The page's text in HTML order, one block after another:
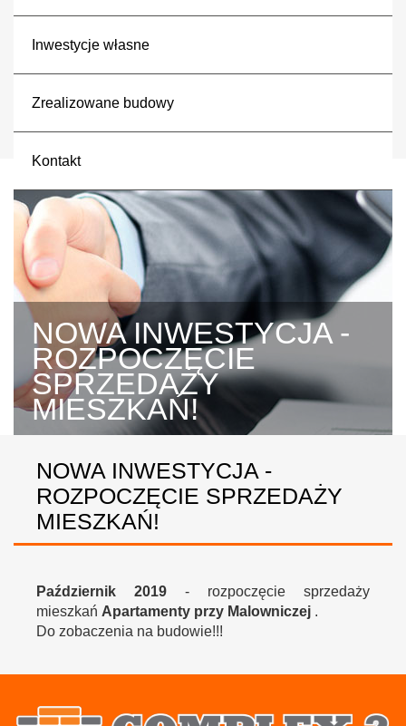
Inwestycje własne
Zrealizowane budowy
Kontakt
NOWA INWESTYCJA -
ROZPOCZĘCIE
SPRZEDAŻY
MIESZKAŃ!
NOWA INWESTYCJA -
ROZPOCZĘCIE SPRZEDAŻY
MIESZKAŃ!
Październik 2019 - rozpoczęcie sprzedaży
mieszkań Apartamenty przy Malowniczej .
Do zobaczenia na budowie!!!